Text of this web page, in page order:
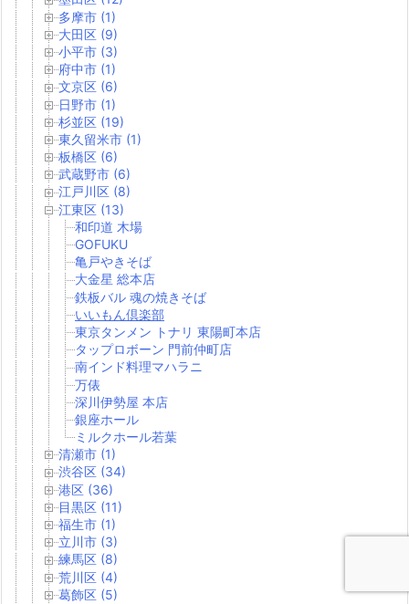
多摩市 (1)
大田区 (9)
小平市 (3)
府中市 (1)
文京区 (6)
日野市 (1)
杉並区 (19)
東久留米市 (1)
板橋区 (6)
武蔵野市 (6)
江戸川区 (8)
江東区 (13)
和印道 木場
GOFUKU
亀戸やきそば
大金星 総本店
鉄板バル 魂の焼きそば
いいもん倶楽部
東京タンメン トナリ 東陽町本店
タップロボーン 門前仲町店
南インド料理マハラニ
万俵
深川伊勢屋 本店
銀座ホール
ミルクホール若葉
清瀬市 (1)
渋谷区 (34)
港区 (36)
目黒区 (11)
福生市 (1)
立川市 (3)
練馬区 (8)
荒川区 (4)
葛飾区 (5)